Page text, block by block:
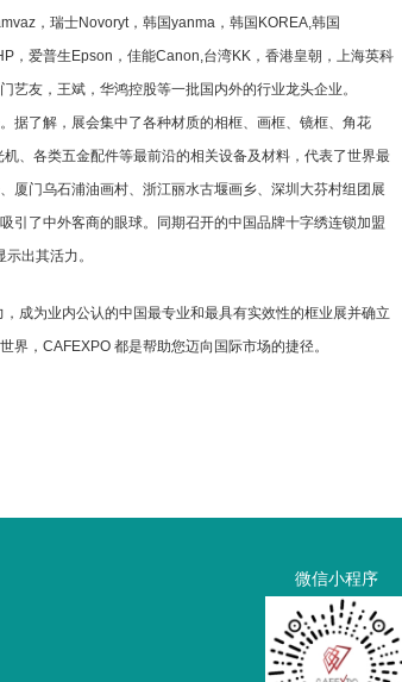
，瑞士Novoryt，韩国yanma，韩国KOREA,韩国
，爱普生Epson，佳能Canon,台湾KK，香港皇朝，上海英科
门艺友，王斌，华鸿控股等一批国内外的行业龙头企业。
据了解，展会集中了各种材质的相框、画框、镜框、角花
、各类五金配件等最前沿的相关设备及材料，代表了世界最
厦门乌石浦油画村、浙江丽水古堰画乡、深圳大芬村组团展
引了中外客商的眼球。同期召开的中国品牌十字绣连锁加盟
示出其活力。
成为业内公认的中国最专业和最具有实效性的框业展并确立
，CAFEXPO 都是帮助您迈向国际市场的捷径。
微信小程序